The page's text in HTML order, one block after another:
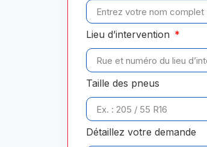
Lieu d’intervention
Taille des pneus
Détaillez votre demande